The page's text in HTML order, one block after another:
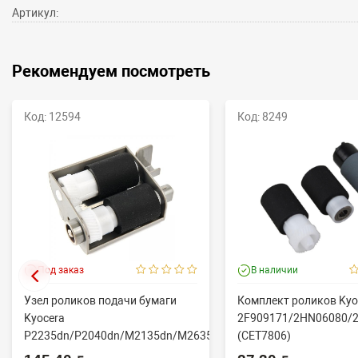
Артикул:
Рекомендуем посмотреть
Код: 12594
Под заказ
Узел роликов подачи бумаги
Kyocera
P2235dn/P2040dn/M2135dn/M2635dn/M2735dw/M2040dn
(O...
Код: 8249
В наличии
Комплект роликов
2F909171/2HN06080/
(CET7806)
2100DN/4100DN/